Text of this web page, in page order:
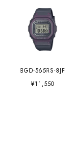
BGD-565RS-8JF
¥11,550